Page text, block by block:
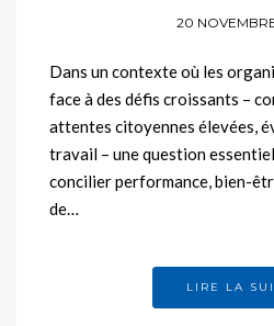
20
Dans un contexte où les
face à des défis croissants –
attentes citoyennes élevées,
travail – une question
concilier performance, bien-
de…
LIRE LA